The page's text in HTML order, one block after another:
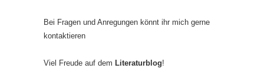
Bei Fragen und Anregungen könnt ihr mich gerne
kontaktieren
Viel Freude auf dem Literaturblog!